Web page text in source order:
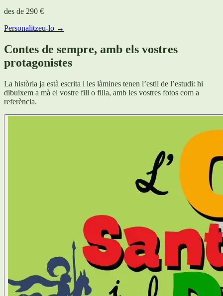
des de 290 €
Personalitzeu-lo →
Contes de sempre, amb els vostres
protagonistes
La història ja està escrita i les làmines tenen l’estil de l’estudi: hi
dibuixem a mà el vostre fill o filla, amb les vostres fotos com a
referència.